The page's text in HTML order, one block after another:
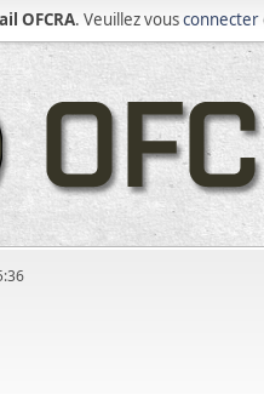
OFCRA. Veuillez vousconnecter